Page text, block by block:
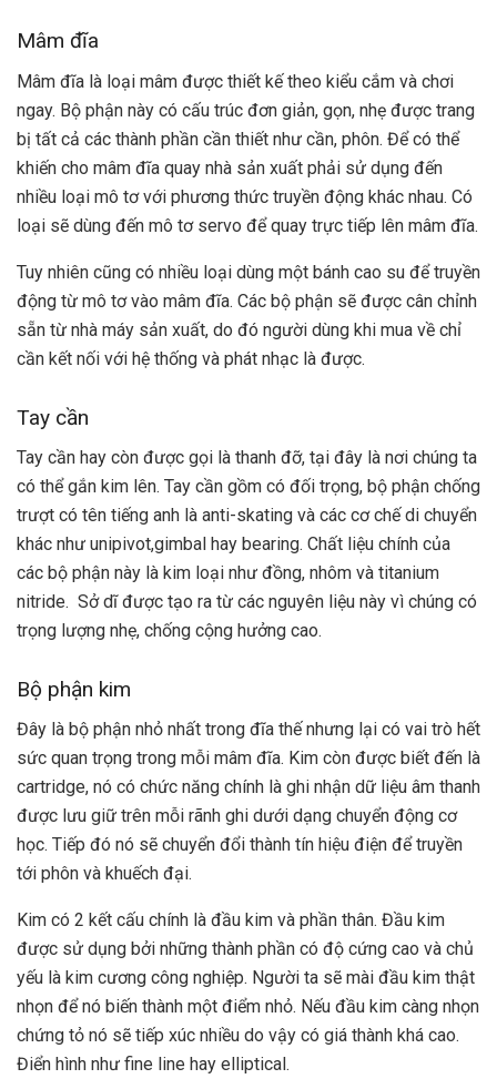
Mâm đĩa
Mâm đĩa là loại mâm được thiết kế theo kiểu cắm và chơi
ngay. Bộ phận này có cấu trúc đơn giản, gọn, nhẹ được trang
bị tất cả các thành phần cần thiết như cần, phôn. Để có thể
khiến cho mâm đĩa quay nhà sản xuất phải sử dụng đến
nhiều loại mô tơ với phương thức truyền động khác nhau. Có
loại sẽ dùng đến mô tơ servo để quay trực tiếp lên mâm đĩa.
Tuy nhiên cũng có nhiều loại dùng một bánh cao su để truyền
động từ mô tơ vào mâm đĩa. Các bộ phận sẽ được cân chỉnh
sẵn từ nhà máy sản xuất, do đó người dùng khi mua về chỉ
cần kết nối với hệ thống và phát nhạc là được.
Tay cần
Tay cần hay còn được gọi là thanh đỡ, tại đây là nơi chúng ta
có thể gắn kim lên. Tay cần gồm có đối trọng, bộ phận chống
trượt có tên tiếng anh là anti-skating và các cơ chế di chuyển
khác như unipivot,gimbal hay bearing. Chất liệu chính của
các bộ phận này là kim loại như đồng, nhôm và titanium
nitride. Sở dĩ được tạo ra từ các nguyên liệu này vì chúng có
trọng lượng nhẹ, chống cộng hưởng cao.
Bộ phận kim
Đây là bộ phận nhỏ nhất trong đĩa thế nhưng lại có vai trò hết
sức quan trọng trong mỗi mâm đĩa. Kim còn được biết đến là
cartridge, nó có chức năng chính là ghi nhận dữ liệu âm thanh
được lưu giữ trên mỗi rãnh ghi dưới dạng chuyển động cơ
học. Tiếp đó nó sẽ chuyển đổi thành tín hiệu điện để truyền
tới phôn và khuếch đại.
Kim có 2 kết cấu chính là đầu kim và phần thân. Đầu kim
được sử dụng bởi những thành phần có độ cứng cao và chủ
yếu là kim cương công nghiệp. Người ta sẽ mài đầu kim thật
nhọn để nó biến thành một điểm nhỏ. Nếu đầu kim càng nhọn
chứng tỏ nó sẽ tiếp xúc nhiều do vậy có giá thành khá cao.
Điển hình như fine line hay elliptical.